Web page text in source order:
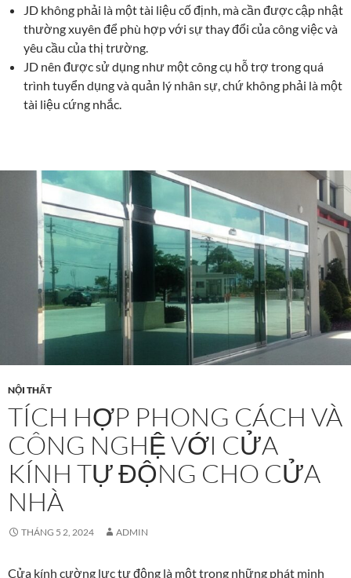
JD không phải là một tài liệu cố định, mà cần được cập nhật
thường xuyên để phù hợp với sự thay đổi của công việc và
yêu cầu của thị trường.
JD nên được sử dụng như một công cụ hỗ trợ trong quá
trình tuyển dụng và quản lý nhân sự, chứ không phải là một
tài liệu cứng nhắc.
NỘI THẤT
TÍCH HỢP PHONG CÁCH VÀ
CÔNG NGHỆ VỚI CỬA
KÍNH TỰ ĐỘNG CHO CỬA
NHÀ
THÁNG 5 2, 2024 ADMIN
Cửa kính cường lực tự động là một trong những phát minh